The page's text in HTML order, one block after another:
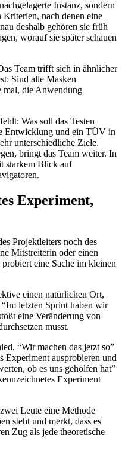
Instanz, sondern
Kriterien, nach denen eine
deshalb gehören sie früh
worauf sie später schauen
Team trifft sich in ähnlicher
Sind alle Masken
mal, die Anwendung
Was soll das Testen
Entwicklung und ein TÜV in
unterschiedliche Ziele.
bringt das Team weiter. In
starkem Blick auf
Experiment,
Projektleiters noch des
Mitstreiterin oder einen
eine Sache im kleinen
einen natürlichen Ort,
letzten Sprint haben wir
eine Veränderung von
musst.
“Wir machen das jetzt so”
Experiment ausprobieren und
ob es uns geholfen hat”
Experiment
Leute eine Methode
steht und merkt, dass es
Zug als jede theoretische